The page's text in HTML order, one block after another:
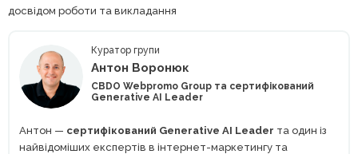
досвідом роботи та викладання
Куратор групи
Антон Воронюк
CBDO Webpromo Group та сертифікований
Generative AI Leader
Антон — сертифікований Generative AI Leader та один із
найвідоміших експертів в інтернет-маркетингу та